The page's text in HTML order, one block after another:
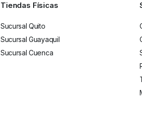
Tiendas Físicas
Sucursal Quito
Sucursal Guayaquil
Sucursal Cuenca